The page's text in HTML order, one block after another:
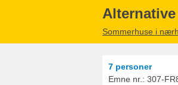
Sommerhuse i
7 personer
Emne nr.: 307-